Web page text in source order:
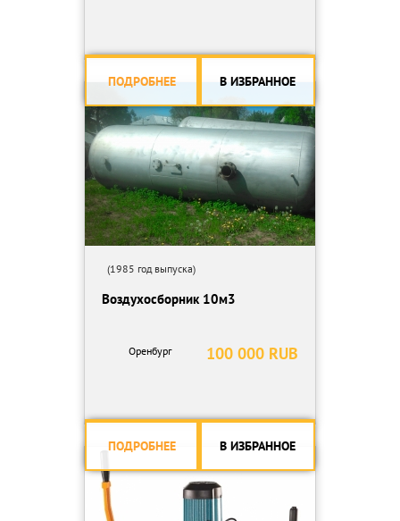
ПОДРОБНЕЕ В ИЗБРАННОЕ
(1985 год выпуска)
Воздухосборник 10м3
100 000 RUB
Оренбург
ПОДРОБНЕЕ В ИЗБРАННОЕ